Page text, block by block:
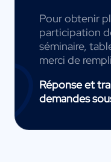
Pour obtenir
participation
séminaire,
merci de
Réponse et
demandes